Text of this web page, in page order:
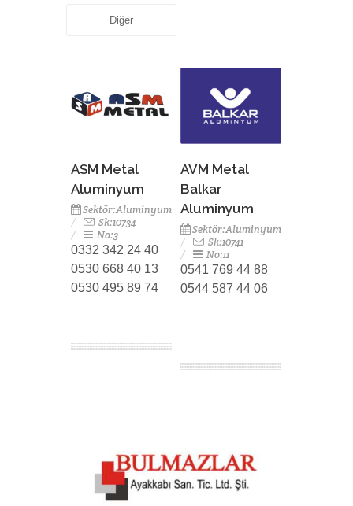
Diğer
ASM Metal
Aluminyum
Sektör:Aluminyum
Sk:10734
No:3
0332 342 24 40
0530 668 40 13
0530 495 89 74
AVM Metal
Balkar
Aluminyum
Sektör:Aluminyum
Sk:10741
No:11
0541 769 44 88
0544 587 44 06